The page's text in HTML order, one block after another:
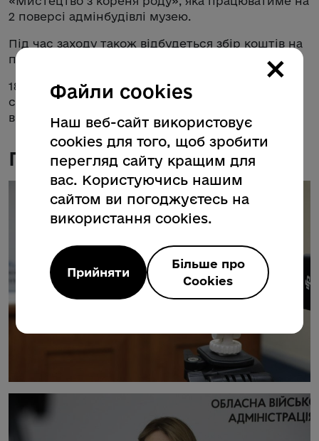
2 поверсі адмінбудівлі музею.
Під час заходу також відбудеться збір коштів на
потреби ЗСУ!
18 жовтня обов’язково завітайте в Ужгородський
скансен. Початок о 12:00. Вхід вільний для всіх
відвідувачів.
Галерея
×
Файли cookies
Наш веб-сайт використовує
cookies для того, щоб зробити
перегляд сайту кращим для
вас. Користуючись нашим
сайтом ви погоджуєтесь на
використання cookies.
Прийняти
Більше про
Cookies